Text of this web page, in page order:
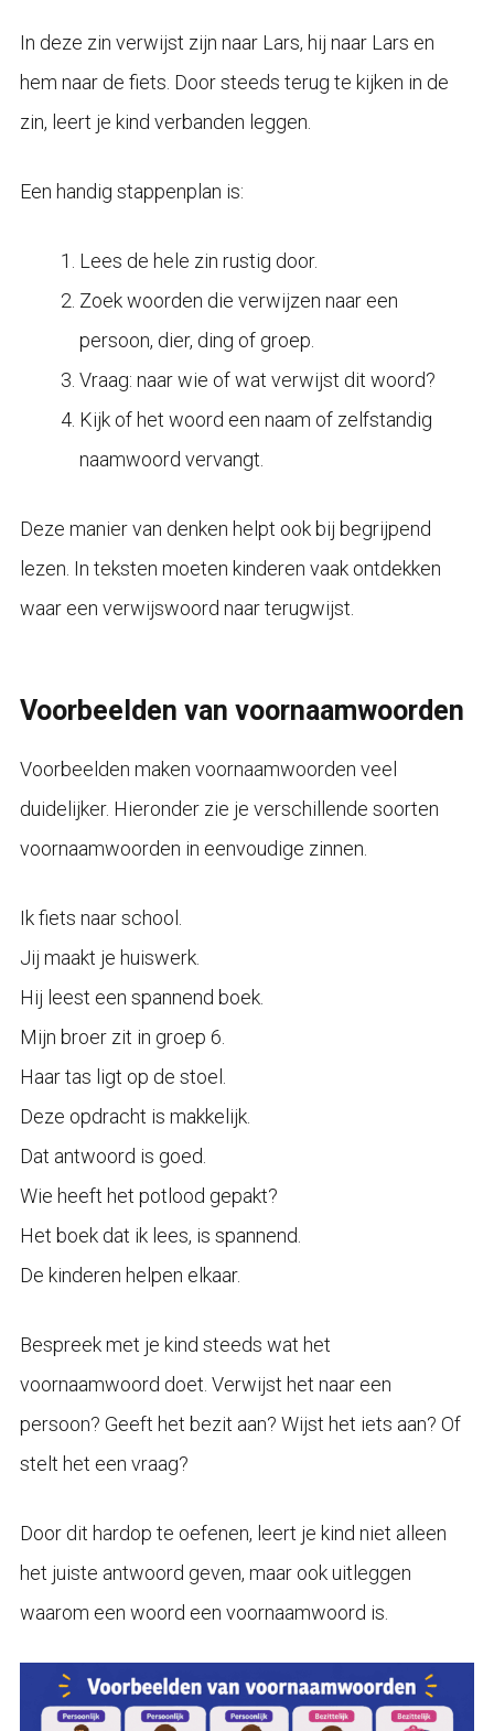
In deze zin verwijst zijn naar Lars, hij naar Lars en
hem naar de fiets. Door steeds terug te kijken in de
zin, leert je kind verbanden leggen.
Een handig stappenplan is:
Lees de hele zin rustig door.
Zoek woorden die verwijzen naar een
persoon, dier, ding of groep.
Vraag: naar wie of wat verwijst dit woord?
Kijk of het woord een naam of zelfstandig
naamwoord vervangt.
Deze manier van denken helpt ook bij begrijpend
lezen. In teksten moeten kinderen vaak ontdekken
waar een verwijswoord naar terugwijst.
Voorbeelden van voornaamwoorden
Voorbeelden maken voornaamwoorden veel
duidelijker. Hieronder zie je verschillende soorten
voornaamwoorden in eenvoudige zinnen.
Ik fiets naar school.
Jij maakt je huiswerk.
Hij leest een spannend boek.
Mijn broer zit in groep 6.
Haar tas ligt op de stoel.
Deze opdracht is makkelijk.
Dat antwoord is goed.
Wie heeft het potlood gepakt?
Het boek dat ik lees, is spannend.
De kinderen helpen elkaar.
Bespreek met je kind steeds wat het
voornaamwoord doet. Verwijst het naar een
persoon? Geeft het bezit aan? Wijst het iets aan? Of
stelt het een vraag?
Door dit hardop te oefenen, leert je kind niet alleen
het juiste antwoord geven, maar ook uitleggen
waarom een woord een voornaamwoord is.